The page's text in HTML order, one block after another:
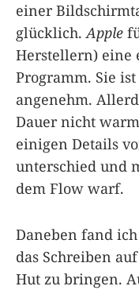
einer
glücklich.Apple
Herstellern) eine
Programm. Sie
angenehm.
Dauer nicht
einigen Details
unterschied und
dem Flow warf.
Daneben fand
das Schreiben
Hut zu bringen.